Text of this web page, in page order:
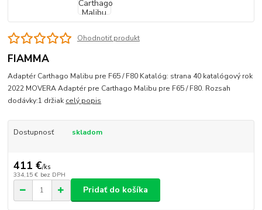
Ohodnotiť produkt
FIAMMA
Adaptér Carthago Malibu pre F65 / F80 Katalóg: strana 40 katalógový rok
2022 MOVERA Adaptér pre Carthago Malibu pre F65 / F80. Rozsah
dodávky:1 držiak celý popis
Dostupnosť skladom
411 €/ks
334,15 € bez DPH
Pridať do košíka